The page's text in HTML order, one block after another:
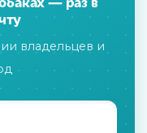
владельцев и